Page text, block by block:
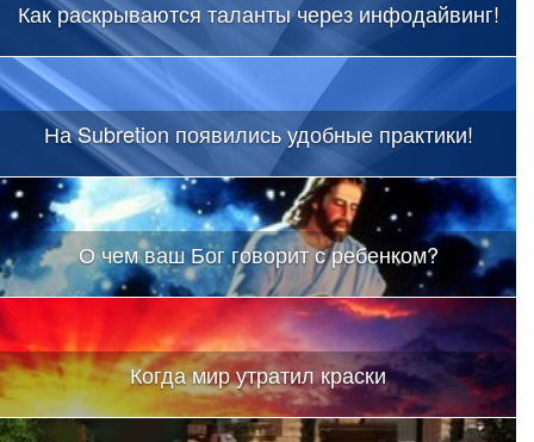
Как раскрываются таланты через инфодайвинг!
На Subretion появились удобные практики!
О чем ваш Бог говорит с ребенком?
Когда мир утратил краски